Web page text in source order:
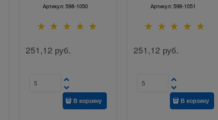
щеткой
Артикул:598-1050
251,12 руб.
В корзину
зубной щеткой
Артикул: 598-1051
251,12 руб.
В корзину